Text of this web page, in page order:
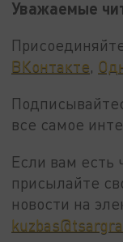
Уважаемые
ВКонтакте,
все самое
Если вам есть
присылайте
новости на